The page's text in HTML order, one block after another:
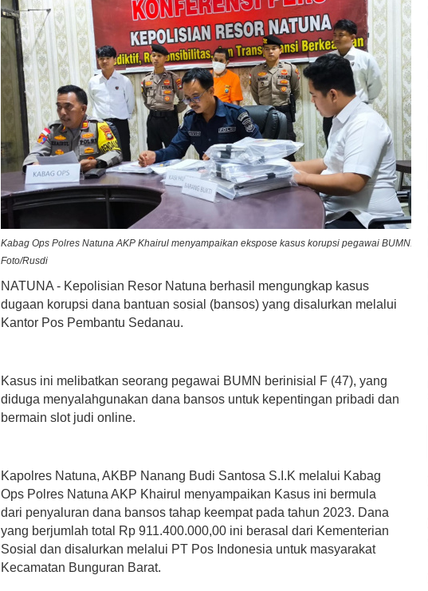
Kabag Ops Polres Natuna AKP Khairul menyampaikan ekspose kasus korupsi pegawai BUMN.
Foto/Rusdi
NATUNA - Kepolisian Resor Natuna berhasil mengungkap kasus
dugaan korupsi dana bantuan sosial (bansos) yang disalurkan melalui
Kantor Pos Pembantu Sedanau.
Kasus ini melibatkan seorang pegawai BUMN berinisial F (47), yang
diduga menyalahgunakan dana bansos untuk kepentingan pribadi dan
bermain slot judi online.
Kapolres Natuna, AKBP Nanang Budi Santosa S.I.K melalui Kabag
Ops Polres Natuna AKP Khairul menyampaikan Kasus ini bermula
dari penyaluran dana bansos tahap keempat pada tahun 2023. Dana
yang berjumlah total Rp 911.400.000,00 ini berasal dari Kementerian
Sosial dan disalurkan melalui PT Pos Indonesia untuk masyarakat
Kecamatan Bunguran Barat.